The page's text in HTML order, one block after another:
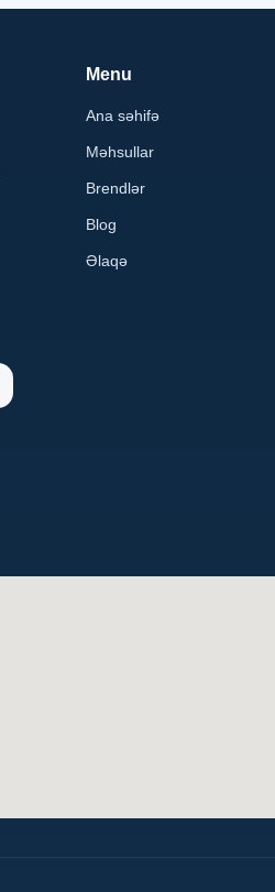
Menu
Ana səhifə
Məhsullar
Brendlər
Blog
Əlaqə